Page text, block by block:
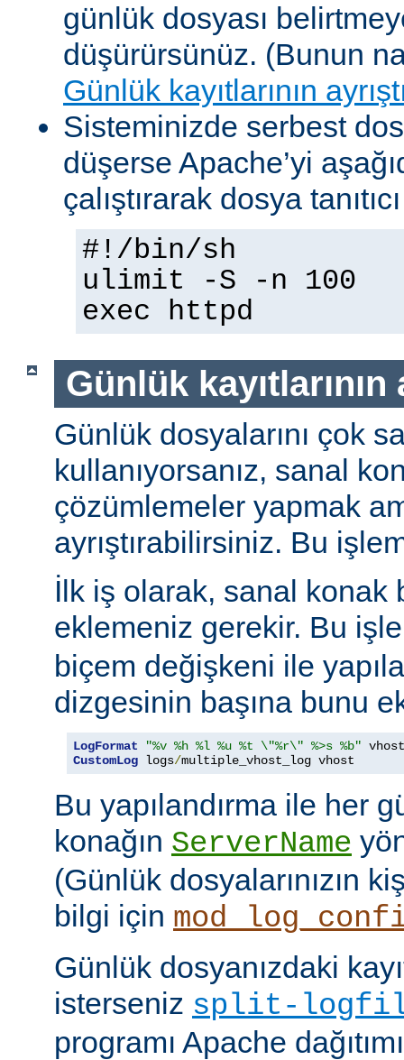
günlük dosyası
düşürürsünüz. (Bunun
Günlük kayıtlarının
Sisteminizde serbest
düşerse Apache’yi
çalıştırarak dosya
#!/bin/sh
ulimit -S -n 100
exec httpd
Günlük kayıtlarının
Günlük dosyalarını çok
kullanıyorsanız, sanal
çözümlemeler yapmak
ayrıştırabilirsiniz. Bu
İlk iş olarak, sanal
eklemeniz gerekir. Bu
biçem değişkeni ile
dizgesinin başına bunu
LogFormat
"%v %h %l %u %t \"%r\" %>s %b"
CustomLog logs/multiple_vhost_log vhost
Bu yapılandırma ile her
konağın ServerName
(Günlük dosyalarınızın
bilgi için
Günlük dosyanızdaki
isterseniz split-
programı Apache